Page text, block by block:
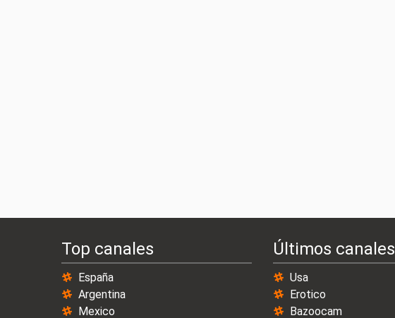
Top canales
España
Argentina
Mexico
Últimos canales
Usa
Erotico
Bazoocam